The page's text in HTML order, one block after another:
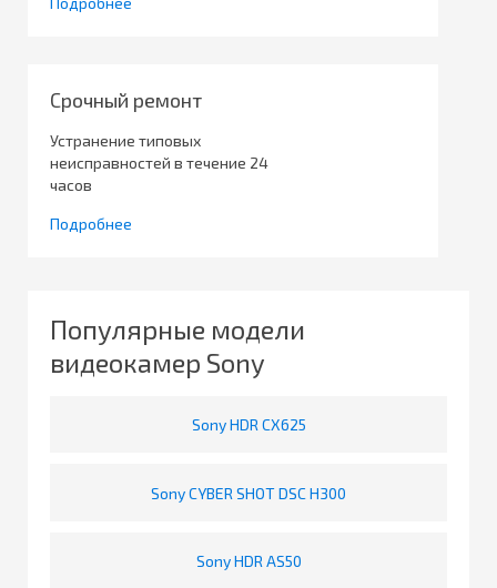
Срочный ремонт
Устранение типовых
неисправностей в течение 24
часов
Подробнее
Популярные модели
видеокамер Sony
Sony HDR CX625
Sony CYBER SHOT DSC H300
Sony HDR AS50